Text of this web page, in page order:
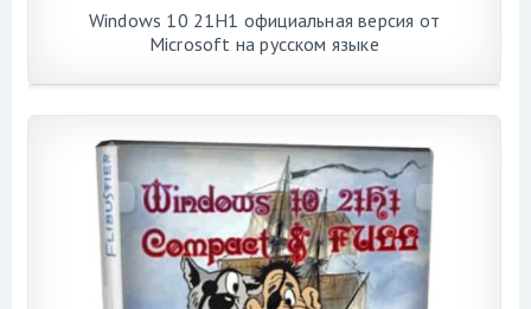
Windows 10 21H1 официальная версия от
Microsoft на русском языке